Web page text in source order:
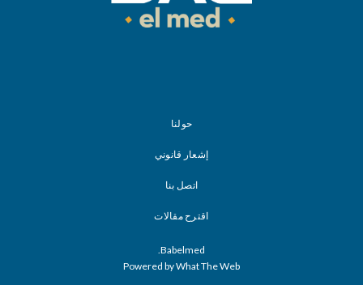
حولنا
إشعار قانوني
اتصل بنا
اقترح مقالات
Babelmed.
Powered by What The Web